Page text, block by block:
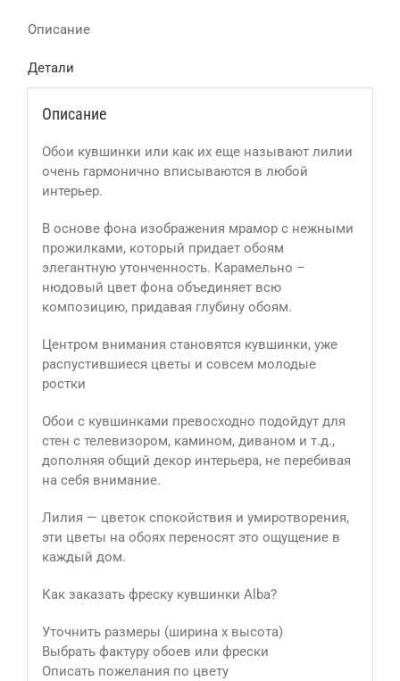
Описание
Детали
Описание
Обои кувшинки или как их еще называют лилии
очень гармонично вписываются в любой
интерьер.
В основе фона изображения мрамор с нежными
прожилками, который придает обоям
элегантную утонченность. Карамельно –
нюдовый цвет фона объединяет всю
композицию, придавая глубину обоям.
Центром внимания становятся кувшинки, уже
распустившиеся цветы и совсем молодые
ростки
Обои с кувшинками превосходно подойдут для
стен с телевизором, камином, диваном и т.д.,
дополняя общий декор интерьера, не перебивая
на себя внимание.
Лилия — цветок спокойствия и умиротворения,
эти цветы на обоях переносят это ощущение в
каждый дом.
Как заказать фреску кувшинки Alba?
Уточнить размеры (ширина х высота)
Выбрать фактуру обоев или фрески
Описать пожелания по цвету